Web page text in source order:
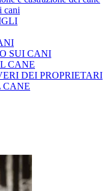
cani
SUI CANI
CANE
DEI PROPRIETARI
CANE